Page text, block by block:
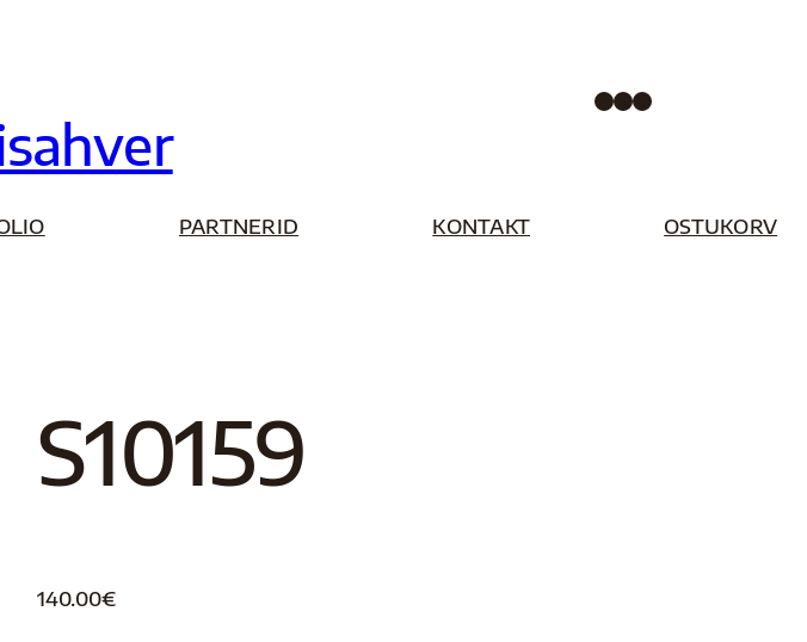
Facebook InstagramPinterest
PARTNERID KONTAKT OSTUKORV
S10159
140.00€